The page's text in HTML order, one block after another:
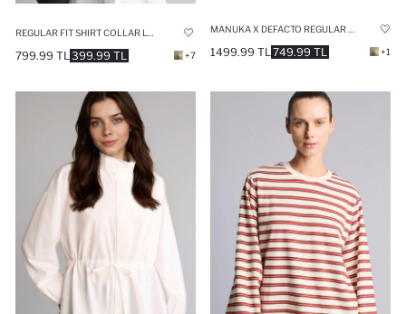
399.99 TL
799.99 TL +7 749.99 TL
1499.99 TL +1